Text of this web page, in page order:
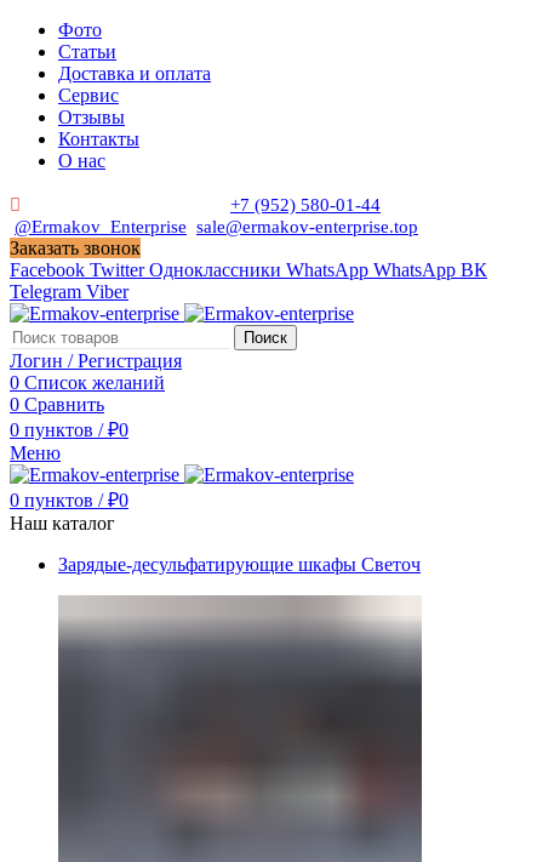
Фото
Статьи
Доставка и оплата
Сервис
Отзывы
Контакты
О нас
+7 (952) 580-01-44
@Ermakov_Enterprise sale@ermakov-enterprise.top
Заказать звонок
Facebook Twitter Одноклассники WhatsApp WhatsApp ВК
Telegram Viber
Поиск
Логин / Регистрация
0 Список желаний
0 Сравнить
0 пунктов / ₽0
Меню
0 пунктов / ₽0
Наш каталог
Зарядые-десульфатирующие шкафы Светоч